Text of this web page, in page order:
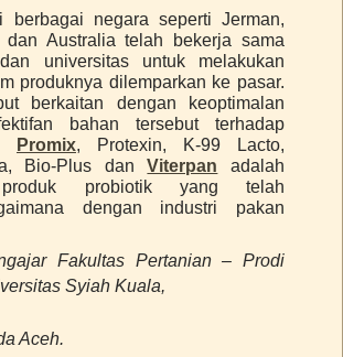
berbagai negara seperti Jerman,
dan Australia telah bekerja sama
universitas untuk melakukan
produknya dilemparkan ke pasar.
berkaitan dengan keoptimalan
bahan tersebut terhadap
Promix, Protexin, K-99 Lacto,
Bio-Plus danViterpan adalah
produk probiotik yang telah
dengan industri pakan
Fakultas Pertanian – Prodi
Syiah Kuala,
Aceh.